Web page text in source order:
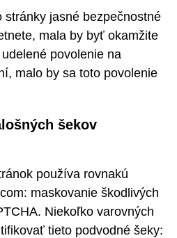
stránky jasné bezpečnostné
mala by byť okamžite
povolenie na
malo by sa toto povolenie
šekov
používa rovnakú
maskovanie škodlivých
Niekoľko varovných
tieto podvodné šeky: